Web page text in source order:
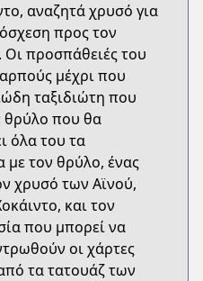
αναζητά χρυσό για
προς τον
προσπάθειές του
μέχρι που
ταξιδιώτη που
θρύλο που θα
όλα του τα
τον θρύλο, ένας
χρυσό των Αϊνού,
και τον
που μπορεί να
οι χάρτες
τα τατουάζ των